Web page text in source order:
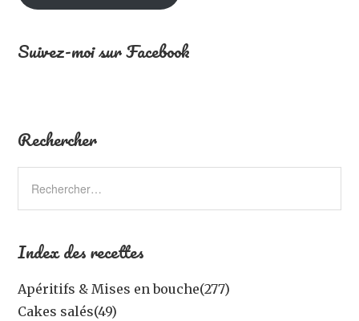
Suivez-moi sur Facebook
Rechercher
Index des recettes
Apéritifs & Mises en bouche(277)
Cakes salés(49)